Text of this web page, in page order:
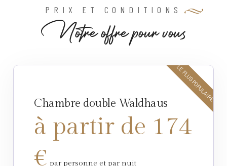
PRIX ET CONDITIONS
Notreoffrepourvous
Chambre double Waldhaus
à partir de 174
€ par personne et par nuit
LE PLUS POPULAIRE